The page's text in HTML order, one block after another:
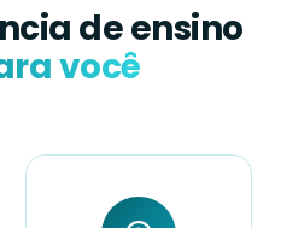
de ensino
você